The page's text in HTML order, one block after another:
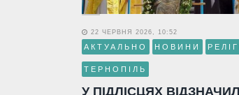
22 ЧЕРВНЯ 2026, 10:52
АКТУАЛЬНО НОВИНИ
ТЕРНОПІЛЬ
У ПІДЛІСЦЯХ